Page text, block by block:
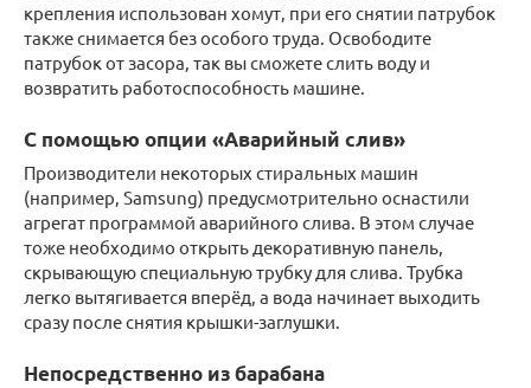
крепления использован хомут, при его снятии патрубок
также снимается без особого труда. Освободите
патрубок от засора, так вы сможете слить воду и
возвратить работоспособность машине.
С помощью опции «Аварийный слив»
Производители некоторых стиральных машин
(например, Samsung) предусмотрительно оснастили
агрегат программой аварийного слива. В этом случае
тоже необходимо открыть декоративную панель,
скрывающую специальную трубку для слива. Трубка
легко вытягивается вперёд, а вода начинает выходить
сразу после снятия крышки-заглушки.
Непосредственно из барабана